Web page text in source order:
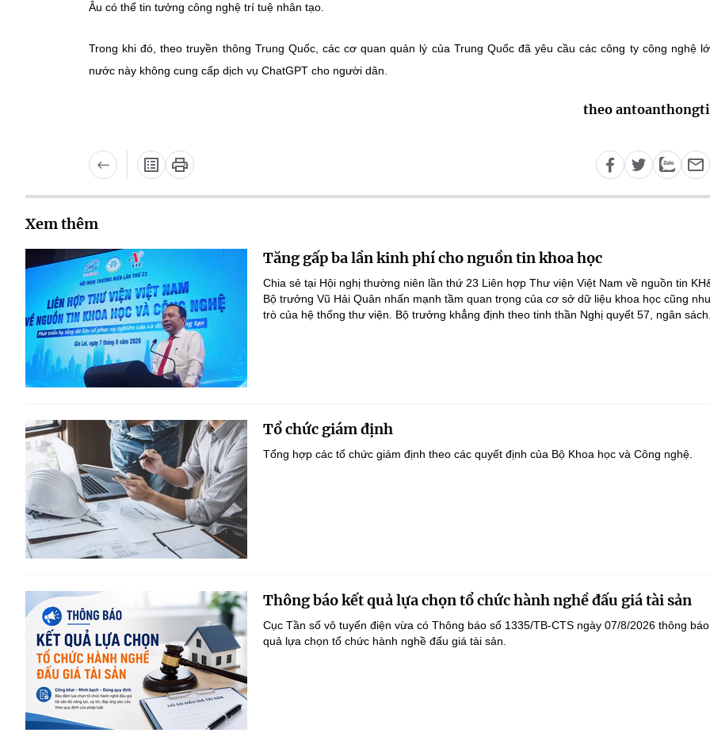
Âu có thể tin tưởng công nghệ trí tuệ nhân tạo.
Trong khi đó, theo truyền thông Trung Quốc, các cơ quan quản lý của Trung Quốc đã yêu cầu các công ty công nghệ
nước này không cung cấp dịch vụ ChatGPT cho người dân.
theo
Xem thêm
Tăng gấp ba lần kinh phí cho nguồn tin khoa học
Chia sẻ tại Hội nghị thường niên lần thứ 23 Liên hợp Thư viện Việt Nam về nguồn tin
Bộ trưởng Vũ Hải Quân nhấn mạnh tầm quan trọng của cơ sở dữ liệu khoa học cũng
trò của hệ thống thư viện. Bộ trưởng khẳng định theo tinh thần Nghị quyết 57, ngân
Tổ chức giám định
Tổng hợp các tổ chức giám định theo các quyết định của Bộ Khoa học và Công nghệ.
Thông báo kết quả lựa chọn tổ chức hành nghề đấu giá tài sản
Cục Tần số vô tuyến điện vừa có Thông báo số 1335/TB-CTS ngày 07/8/2026 thông
quả lựa chọn tổ chức hành nghề đấu giá tài sản.